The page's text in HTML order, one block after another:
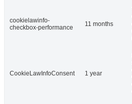
cookielawinfo-
checkbox-performance
11 months
CookieLawInfoConsent 1 year